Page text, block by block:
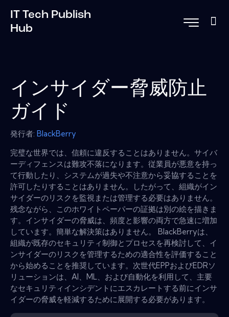
IT Tech Publish
Hub
インサイダー脅威防止
ガイド
発行者: BlackBerry
完璧な世界では、信頼に違反することはありません。サイバ
ーディフェンスは難攻不落になります。従業員が悪意を持っ
て行動したり、システムが過失や不注意から妥協することを
許可したりすることはありません。したがって、組織がイン
サイダーのリスクを監視または管理する必要はありません。
残念ながら、このホワイトペーパーの証拠は別の絵を描きま
す。インサイダーの脅威は、頻度と影響の両方で急速に増加
しています。簡単な解決策はありません。 BlackBerryは、
組織が既存のセキュリティ制御とプロセスを再検討して、イ
ンサイダーのリスクを管理するための適合性を評価すること
から始めることを推奨しています。次世代EPPおよびEDRソ
リューションは、AI、ML、および自動化を利用して、主要
なセキュリティインシデントにエスカレートする前にインサ
イダーの脅威を軽減するために展開する必要があります。